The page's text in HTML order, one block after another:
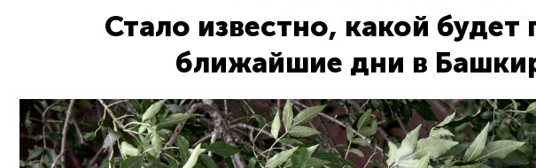
Стало известно, какой будет
ближайшие дни в